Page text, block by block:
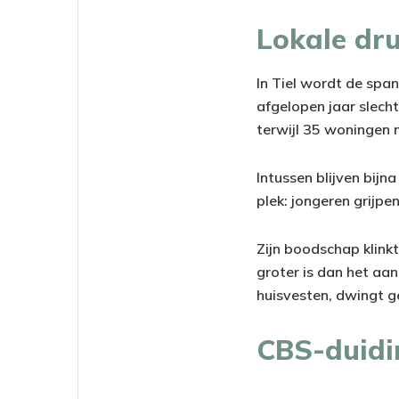
Lokale
In Tiel wordt de
afgelopen jaar
terwijl 35 woningen
Intussen blijven
plek: jongeren
Zijn boodschap
groter is dan het
huisvesten, dwingt
CBS-